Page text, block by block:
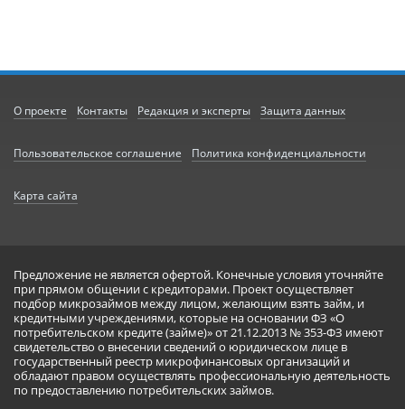
О проекте Контакты Редакция и эксперты Защита данных
Пользовательское соглашение Политика конфиденциальности
Карта сайта
Предложение не является офертой. Конечные условия уточняйте
при прямом общении с кредиторами. Проект осуществляет
подбор микрозаймов между лицом, желающим взять займ, и
кредитными учреждениями, которые на основании ФЗ «О
потребительском кредите (займе)» от 21.12.2013 № 353-ФЗ имеют
свидетельство о внесении сведений о юридическом лице в
государственный реестр микрофинансовых организаций и
обладают правом осуществлять профессиональную деятельность
по предоставлению потребительских займов.